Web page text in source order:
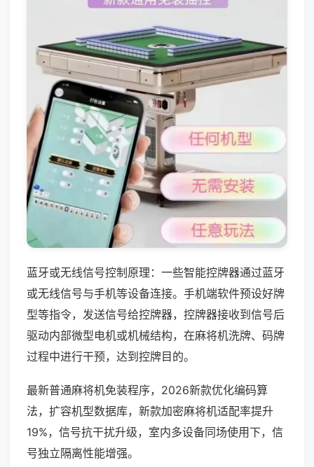
蓝牙或无线信号控制原理：一些智能控牌器通过蓝牙
或无线信号与手机等设备连接。手机端软件预设好牌
型等指令，发送信号给控牌器，控牌器接收到信号后
驱动内部微型电机或机械结构，在麻将机洗牌、码牌
过程中进行干预，达到控牌目的。
最新普通麻将机免装程序，2026新款优化编码算
法，扩容机型数据库，新款加密麻将机适配率提升
19%，信号抗干扰升级，室内多设备同场使用下，信
号独立隔离性能增强。